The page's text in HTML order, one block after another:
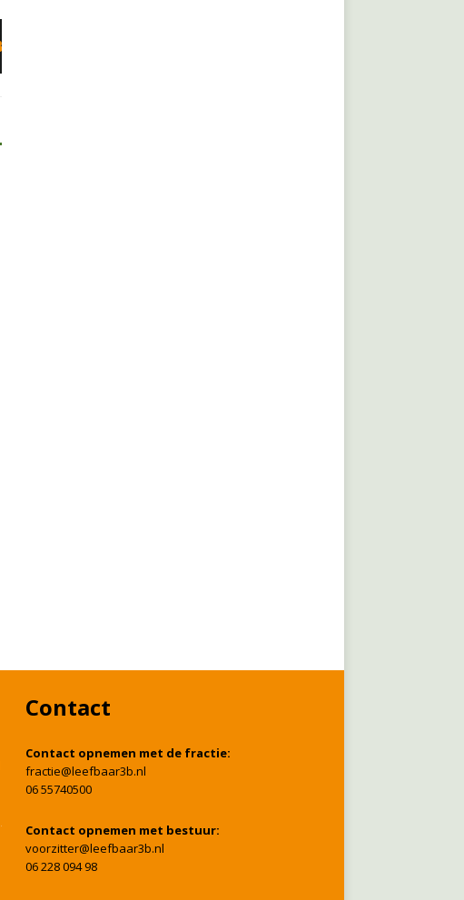
Contact
Contact opnemen met de fractie:
fractie@leefbaar3b.nl
06 55740500
Contact opnemen met bestuur:
voorzitter@leefbaar3b.nl
06 228 094 98